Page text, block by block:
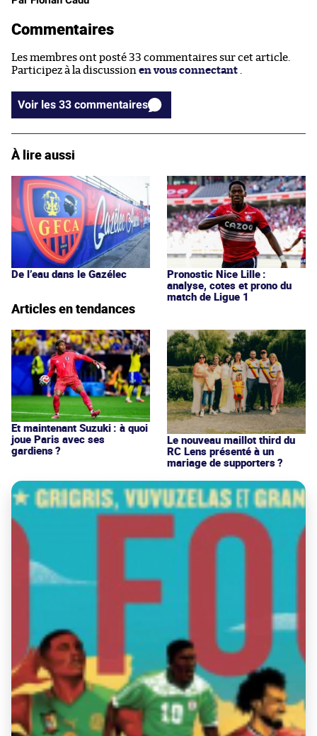
Commentaires
Les membres ont posté 33 commentaires sur cet article.
Participez à la discussion en vous connectant .
Voir les 33 commentaires
À lire aussi
De l’eau dans le Gazélec
Pronostic Nice Lille :
analyse, cotes et prono du
match de Ligue 1
Articles en tendances
Et maintenant Suzuki : à quoi
joue Paris avec ses
gardiens ?
Le nouveau maillot third du
RC Lens présenté à un
mariage de supporters ?